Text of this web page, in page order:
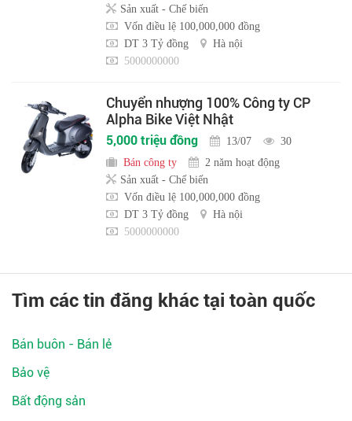
Sản xuất - Chế biến
Vốn điều lệ 100,000,000 đồng
DT 3 Tỷ đồng
Hà nội
5000000000
Chuyển nhượng 100% Công ty CP
Alpha Bike Việt Nhật
5,000 triệu đồng 13/07
30
Bán công ty
2 năm hoạt động
Sản xuất - Chế biến
Vốn điều lệ 100,000,000 đồng
DT 3 Tỷ đồng
Hà nội
5000000000
Tìm các tin đăng khác tại toàn quốc
Bán buôn - Bán lẻ
Bảo vệ
Bất động sản